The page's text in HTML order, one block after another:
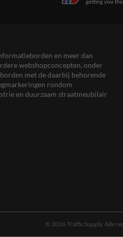
en meer dan
webshopconcepten, onder
met de daarbij behorende
rondom
en duurzaam straatmeubilair
© 2026 TrafficSupply. Alle